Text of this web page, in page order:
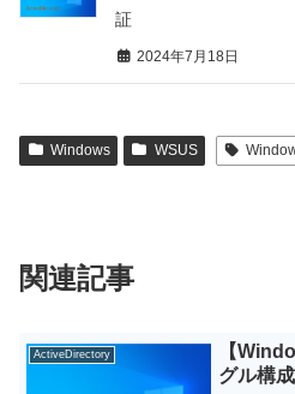
証
2024年7月18日
Windows WSUS
関連記事
ActiveDirectory
【
グル構